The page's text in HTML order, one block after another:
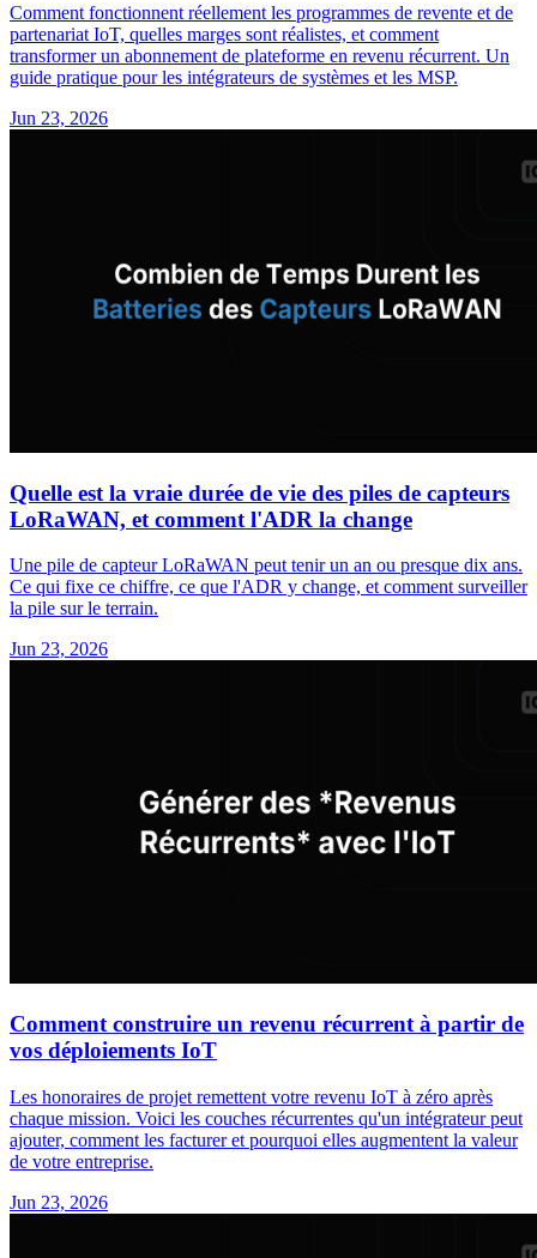
Comment fonctionnent réellement les programmes de revente et de
partenariat IoT, quelles marges sont réalistes, et comment
transformer un abonnement de plateforme en revenu récurrent. Un
guide pratique pour les intégrateurs de systèmes et les MSP.
Jun 23, 2026
Quelle est la vraie durée de vie des piles de capteurs
LoRaWAN, et comment l'ADR la change
Une pile de capteur LoRaWAN peut tenir un an ou presque dix ans.
Ce qui fixe ce chiffre, ce que l'ADR y change, et comment surveiller
la pile sur le terrain.
Jun 23, 2026
Comment construire un revenu récurrent à partir de
vos déploiements IoT
Les honoraires de projet remettent votre revenu IoT à zéro après
chaque mission. Voici les couches récurrentes qu'un intégrateur peut
ajouter, comment les facturer et pourquoi elles augmentent la valeur
de votre entreprise.
Jun 23, 2026